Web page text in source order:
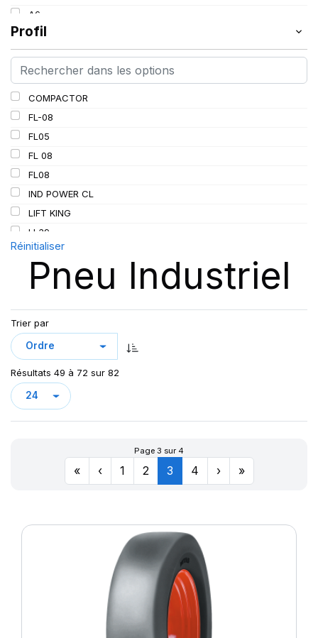
155
162
163
164
165
167
168
185
C
LL
A6
A8
B
D
Profil
COMPACTOR
FL-08
FL05
FL 08
FL08
IND POWER CL
LIFT KING
LL39
LL45
LL 102
LL102
MPT-007
MPT-01
MPT-03
MPT04
MPT20
POWER CL
Réinitialiser
Pneu Industriel
Trier par
Résultats 49 à 72 sur 82
Page 3 sur 4
« ‹ 1 2 3 4 › »